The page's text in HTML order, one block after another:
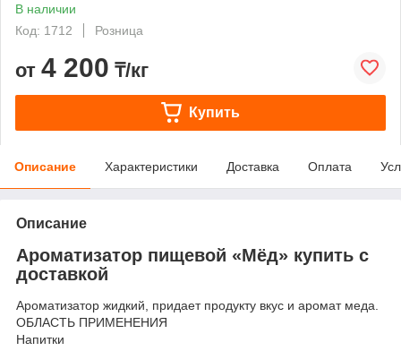
В наличии
Код: 1712
Розница
от 4 200 ₸/кг
Купить
Описание Характеристики Доставка Оплата
Описание
Ароматизатор пищевой «Мёд» купить с
доставкой
Ароматизатор жидкий, придает продукту вкус и аромат меда.
ОБЛАСТЬ ПРИМЕНЕНИЯ
Напитки